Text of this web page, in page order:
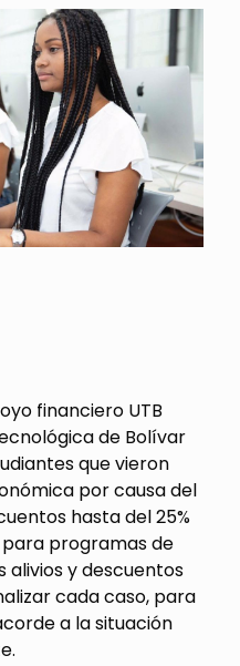
financiero UTB
de Bolívar
que vieron
por causa del
hasta del 25%
programas de
alivios y descuentos
cada caso, para
a la situación